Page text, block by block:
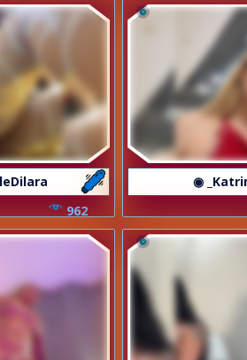
962
◉